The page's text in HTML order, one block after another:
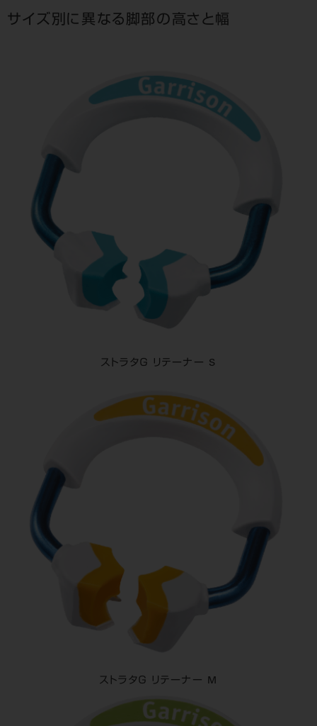
サイズ別に異なる脚部の高さと幅
ストラタＧ リテーナー S
ストラタＧ リテーナー M